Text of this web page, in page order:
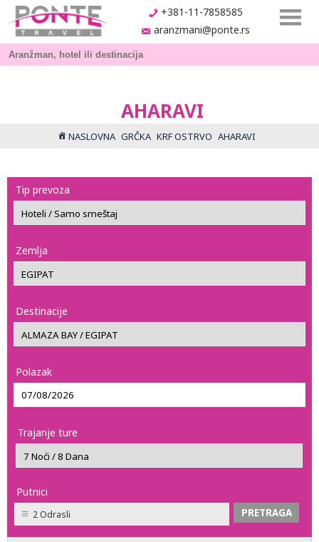
+381-11-7858585
aranzmani@ponte.rs
AHARAVI
NASLOVNA GRČKA KRF OSTRVO AHARAVI
Tip prevoza
Zemlja
Destinacije
Polazak
Trajanje ture
Putnici
2 Odrasli